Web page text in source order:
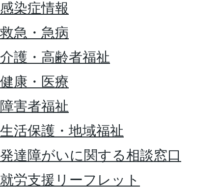
感染症情報
救急・急病
介護・高齢者福祉
健康・医療
障害者福祉
生活保護・地域福祉
発達障がいに関する相談窓口
就労支援リーフレット